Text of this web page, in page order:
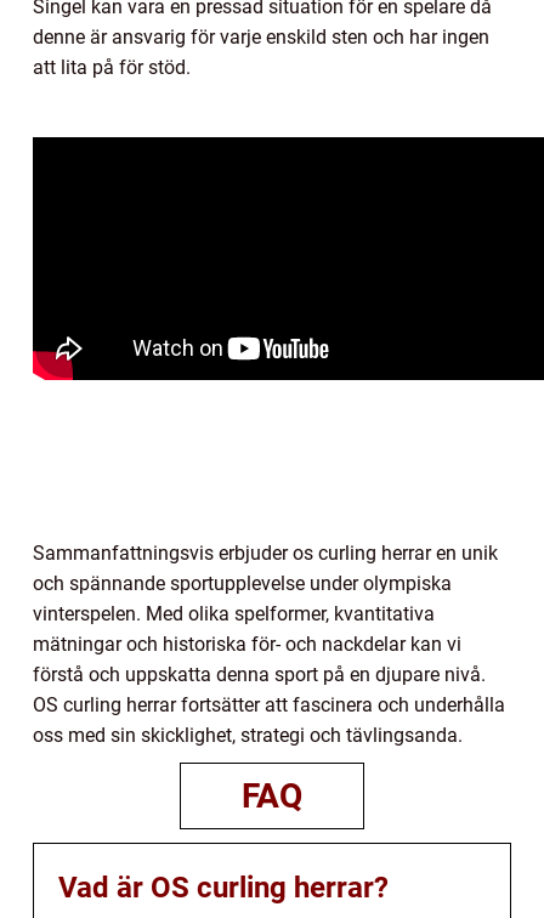
Singel kan vara en pressad situation för en spelare då
denne är ansvarig för varje enskild sten och har ingen
att lita på för stöd.
Sammanfattningsvis erbjuder os curling herrar en unik
och spännande sportupplevelse under olympiska
vinterspelen. Med olika spelformer, kvantitativa
mätningar och historiska för- och nackdelar kan vi
förstå och uppskatta denna sport på en djupare nivå.
OS curling herrar fortsätter att fascinera och underhålla
oss med sin skicklighet, strategi och tävlingsanda.
FAQ
Vad är OS curling herrar?